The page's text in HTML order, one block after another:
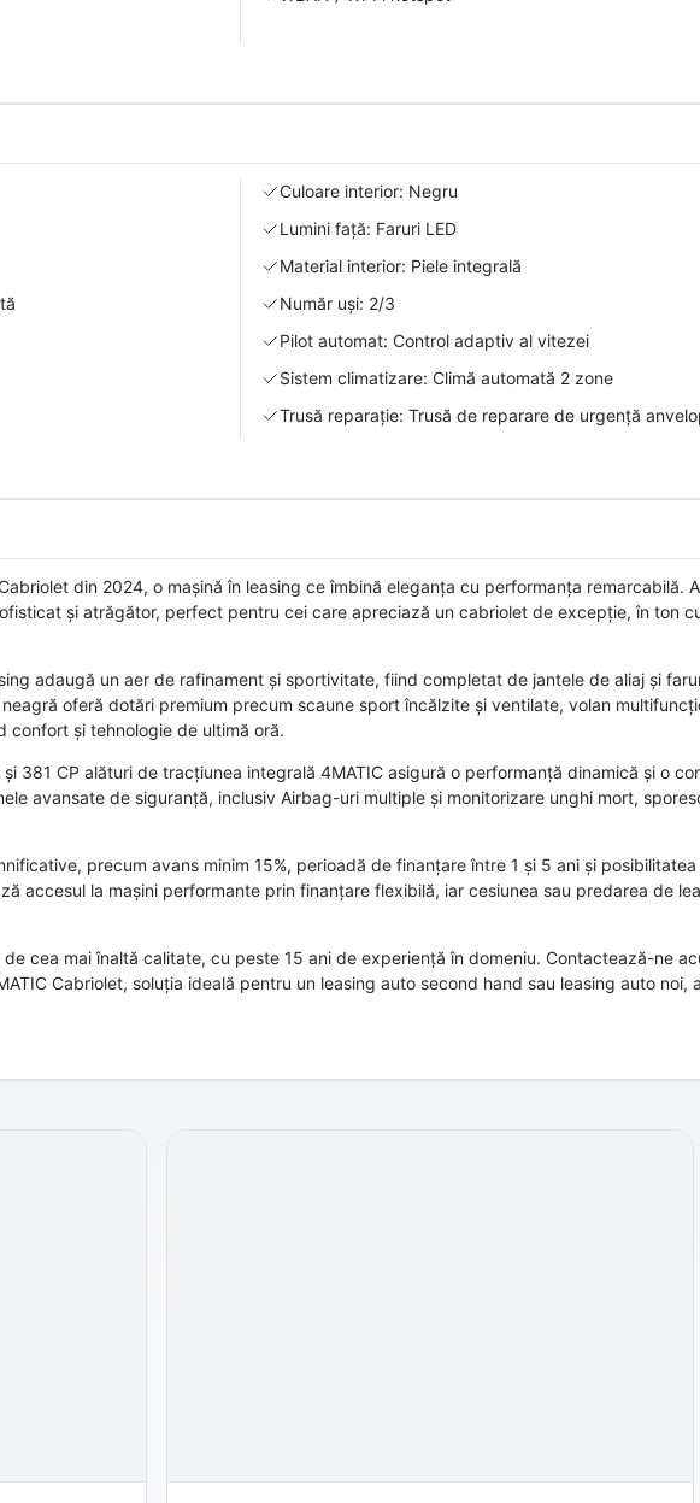
Culoare interior: Negru
Lumini față: Faruri LED
Material interior: Piele integrală
Număr uși: 2/3
Pilot automat: Control adaptiv al vitezei
Sistem climatizare: Climă automată 2 zone
Trusă reparație: Trusă de reparare de urgență
din 2024, o mașină în leasing ce îmbină eleganța cu performanța remarcabilă.
și atrăgător, perfect pentru cei care apreciază un cabriolet de excepție, în ton
adaugă un aer de rafinament și sportivitate, fiind completat de jantele de aliaj și
oferă dotări premium precum scaune sport încălzite și ventilate, volan
confort și tehnologie de ultimă oră.
381 CP alături de tracțiunea integrală 4MATIC asigură o performanță dinamică și o
avansate de siguranță, inclusiv Airbag-uri multiple și monitorizare unghi mort,
precum avans minim 15%, perioadă de finanțare între 1 și 5 ani și
accesul la mașini performante prin finanțare flexibilă, iar cesiunea sau predarea de
cea mai înaltă calitate, cu peste 15 ani de experiență în domeniu. Contactează-ne
Cabriolet, soluția ideală pentru un leasing auto second hand sau leasing auto noi,